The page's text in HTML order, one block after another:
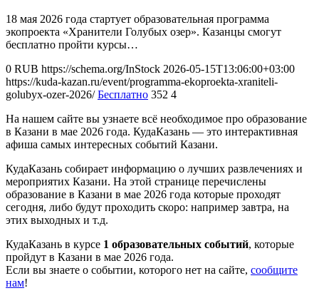
18 мая 2026 года стартует образовательная программа
экопроекта «Хранители Голубых озер». Казанцы смогут
бесплатно пройти курсы…
0 RUB https://schema.org/InStock 2026-05-15T13:06:00+03:00
https://kuda-kazan.ru/event/programma-ekoproekta-xraniteli-
golubyx-ozer-2026/ Бесплатно 352 4
На нашем сайте вы узнаете всё необходимое про образование
в Казани в мае 2026 года. КудаКазань — это интерактивная
афиша самых интересных событий Казани.
КудаКазань собирает информацию о лучших развлечениях и
мероприятих Казани. На этой странице перечислены
образование в Казани в мае 2026 года которые проходят
сегодня, либо будут проходить скоро: например завтра, на
этих выходных и т.д.
КудаКазань в курсе 1 образовательных событий, которые
пройдут в Казани в мае 2026 года.
Если вы знаете о событии, которого нет на сайте, сообщите
нам!